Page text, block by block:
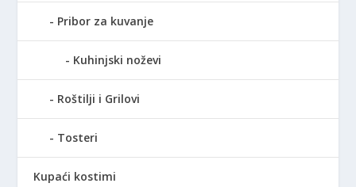
Pribor za kuvanje
Kuhinjski noževi
Roštilji i Grilovi
Tosteri
Kupaći kostimi